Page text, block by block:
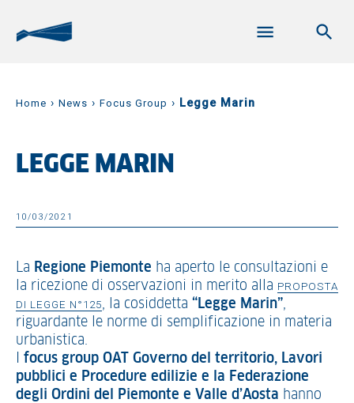
Home › News › Focus Group › Legge Marin
LEGGE MARIN
10/03/2021
La Regione Piemonte ha aperto le consultazioni e
la ricezione di osservazioni in merito alla PROPOSTA
DI LEGGE N°125, la cosiddetta “Legge Marin”,
riguardante le norme di semplificazione in materia
urbanistica.
focus group OAT Governo del territorio, Lavori
pubblici e Procedure edilizie e la Federazione
degli Ordini del Piemonte e Valle d’Aosta hanno